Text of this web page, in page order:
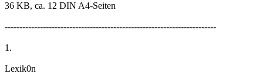
36 KB, ca. 12 DIN A4-Seiten
------------------------------------------------------------------------
1.
Lexik0n